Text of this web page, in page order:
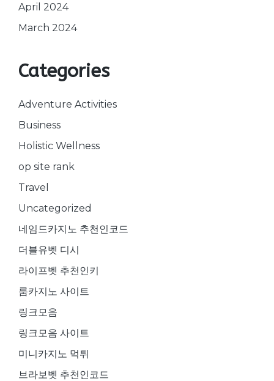
April 2024
March 2024
Categories
Adventure Activities
Business
Holistic Wellness
op site rank
Travel
Uncategorized
네임드카지노 추천인코드
더블유벳 디시
라이프벳 추천인키
룸카지노 사이트
링크모음
링크모음 사이트
미니카지노 먹튀
브라보벳 추천인코드